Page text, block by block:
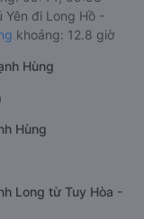
Yên đi Long Hồ -
khoảng: 12.8 giờ
Hùng
Hùng
Long từ Tuy Hòa -